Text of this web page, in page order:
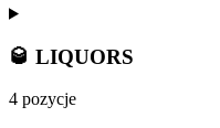
🥃 LIQUORS
4 pozycje